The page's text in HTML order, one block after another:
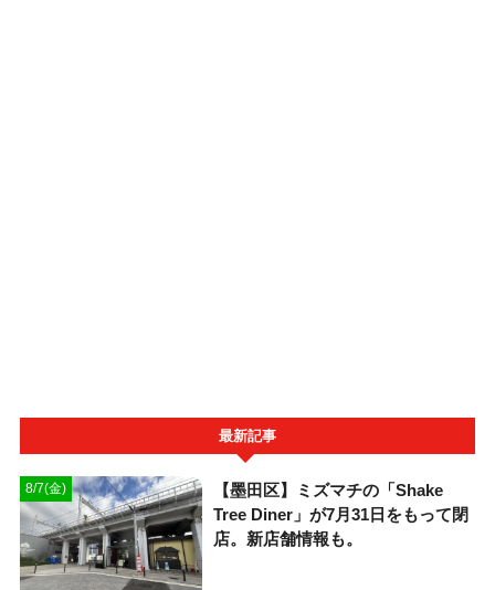
最新記事
8/7(金)
【墨田区】ミズマチの「Shake
Tree Diner」が7月31日をもって閉
店。新店舗情報も。